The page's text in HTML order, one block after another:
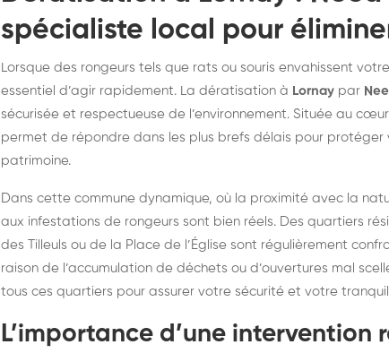
Destruction de nid de
frelons : intervention
rapide partout en France
spécialiste local pour
Lorsque des rongeurs tels que rats ou souris envahissent
essentiel d’agir rapidement. La dératisation à Lornay par
sécurisée et respectueuse de l’environnement. Située au
permet de répondre dans les plus brefs délais pour
patrimoine.
Dans cette commune dynamique, où la proximité avec la
aux infestations de rongeurs sont bien réels. Des quartiers
des Tilleuls ou de la Place de l’Église sont régulièrement
raison de l’accumulation de déchets ou d’ouvertures mal
tous ces quartiers pour assurer votre sécurité et votre
L’importance d’une